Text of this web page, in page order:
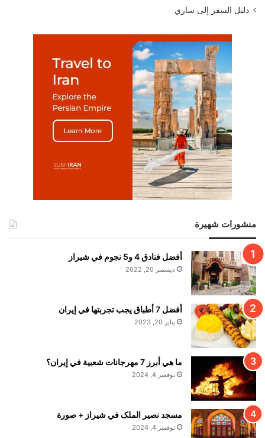
دليل السفر إلى ساري
منشورات شهيرة
أفضل فنادق 4 و5 نجوم في شيراز
ديسمبر 20, 2022
أفضل 7 أطباق يجب تجربتها في إيران
يناير 20, 2023
ما هي أبرز 7 مهرجانات شعبية في إيران؟
نوفمبر 4, 2024
مسجد نصير الملک في شيراز + صورة
نوفمبر 4, 2024